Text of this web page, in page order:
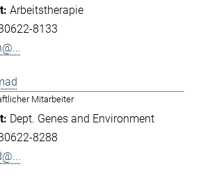
Arbeitstherapie
8133
Mitarbeiter
Dept. Genes and Environment
8288